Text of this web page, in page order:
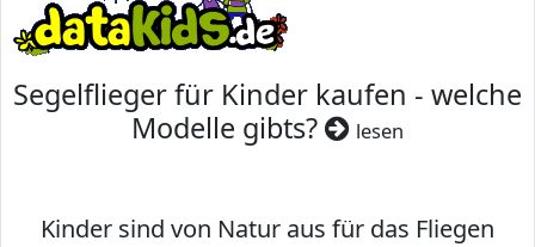
Segelflieger für Kinder kaufen - welche
Modelle gibts?
lesen
Kinder sind von Natur aus für das Fliegen